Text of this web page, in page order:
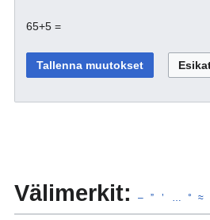
65+5 =
Välimerkit: – ” ’ ° ≈